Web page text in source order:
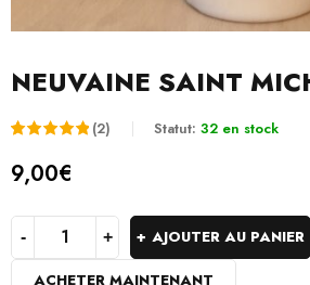
NEUVAINE SAINT
basé
notations
(2) Statut: 32 en stock
9,00€
AJOUTER AU PANIER
ACHETER MAINTENANT